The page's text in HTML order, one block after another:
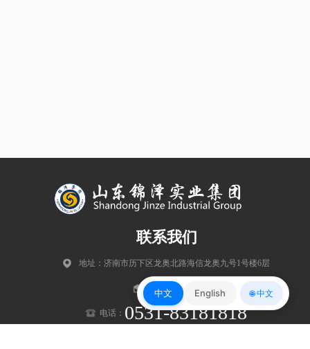
联系我们
地址：济南市历下区龙奥北路海信龙奥九号1号楼6层
邮编：250102
电话： 0531-83181818
中文 English 🌐 中文